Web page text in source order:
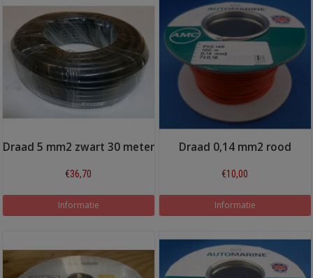
Draad 5 mm2 zwart 30 meter
€36,70
Informatie
Draad 0,14 mm2 rood
€10,00
Informatie